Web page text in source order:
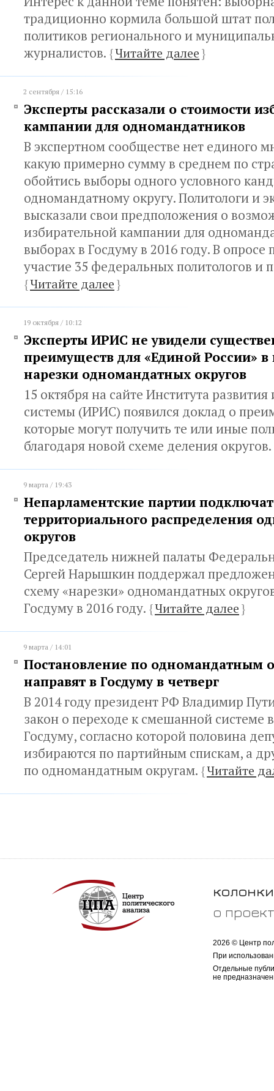
традиционно кормила большой штат
политиков регионального и
журналистов. {Читайте далее}
2 сентября / 15:16
Эксперты рассказали о стоимости
кампании для одномандатников
В экспертном сообществе нет единого
какую примерно сумму в среднем по
обойтись выборы одного условного
одномандатному округу. Политологи и
высказали свои предположения о
избирательной кампании для
выборах в Госдуму в 2016 году. В
участие 35 федеральных политологов и
{Читайте далее}
19 октября / 10:12
Эксперты ИРИС не увидели
преимуществ для «Единой России» в
нарезки одномандатных округов
15 октября на сайте Института
системы (ИРИС) появился доклад о
которые могут получить те или иные
благодаря новой схеме деления округов.
9 марта / 19:43
Непарламентские партии
территориального распределения
округов
Председатель нижней палаты
Сергей Нарышкин поддержал
схему «нарезки» одномандатных
Госдуму в 2016 году. {Читайте далее}
9 марта / 14:01
Постановление по одномандатным
направят в Госдуму в четверг
В 2014 году президент РФ Владимир
закон о переходе к смешанной системе
Госдуму, согласно которой половина
избираются по партийным спискам, а
по одномандатным округам. {Читайте
колонки
о
2026 © Центр
При
Отдельные
не